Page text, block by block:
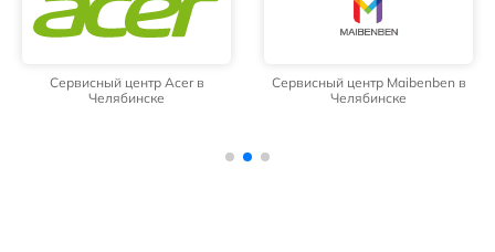
Сервисный центр Acer в
Челябинске
Сервисный центр Maibenben в
Челябинске